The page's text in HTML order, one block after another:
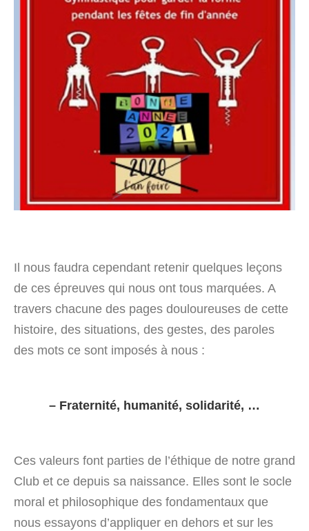
Il nous faudra cependant retenir quelques leçons
de ces épreuves qui nous ont tous marquées. A
travers chacune des pages douloureuses de cette
histoire, des situations, des gestes, des paroles
des mots ce sont imposés à nous :
– Fraternité, humanité, solidarité, …
Ces valeurs font parties de l’éthique de notre grand
Club et ce depuis sa naissance. Elles sont le socle
moral et philosophique des fondamentaux que
nous essayons d’appliquer en dehors et sur les